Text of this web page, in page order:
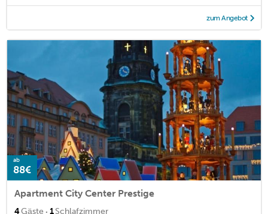
zum Angebot
ab
88€
Apartment City Center Prestige
4Gäste 1Schlafzimmer